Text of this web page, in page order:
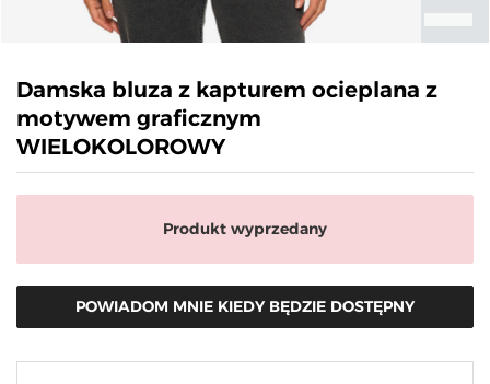
Damska bluza z kapturem ocieplana z
motywem graficznym
WIELOKOLOROWY
Produkt wyprzedany
POWIADOM MNIE KIEDY BĘDZIE DOSTĘPNY